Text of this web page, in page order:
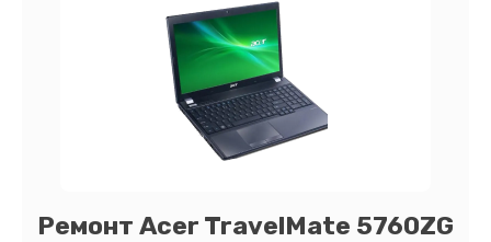
Ремонт Acer TravelMate 5760ZG